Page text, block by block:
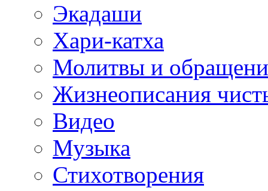
Экадаши
Хари-катха
Молитвы и
Жизнеописания
Видео
Музыка
Стихотворения